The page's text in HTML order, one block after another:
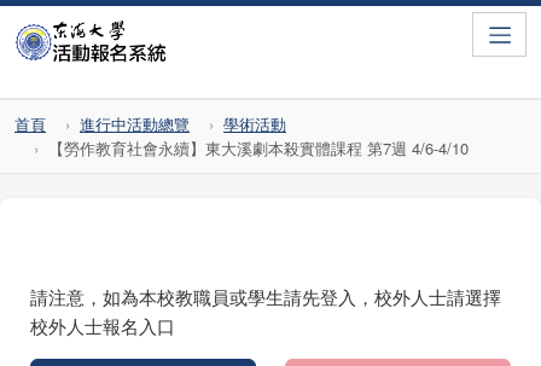
首頁 進行中活動總覽
學術活動
【勞作教育社會永續】東大溪劇本殺實體課程 第7週 4/6-4/10
請注意，如為本校教職員或學生請先登入，校外人士請選擇
校外人士報名入口